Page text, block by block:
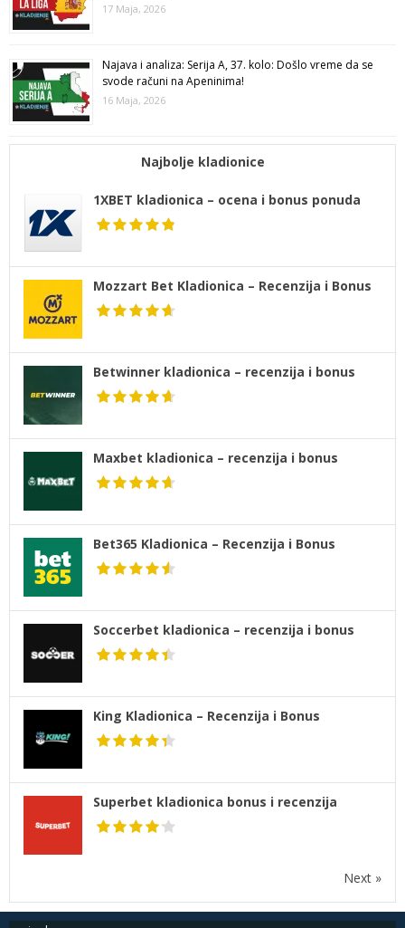
17 Maja, 2026
Najava i analiza: Serija A, 37. kolo: Došlo vreme da se
svode računi na Apeninima!
16 Maja, 2026
Najbolje kladionice
1XBET kladionica – ocena i bonus ponuda
Mozzart Bet Kladionica – Recenzija i Bonus
Betwinner kladionica – recenzija i bonus
Maxbet kladionica – recenzija i bonus
Bet365 Kladionica – Recenzija i Bonus
Soccerbet kladionica – recenzija i bonus
King Kladionica – Recenzija i Bonus
Superbet kladionica bonus i recenzija
Next »